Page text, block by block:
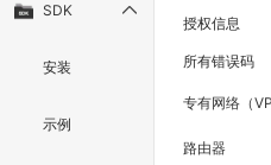
SDK
安装
示例
授权信息
所有错误码
专有网络（
路由器